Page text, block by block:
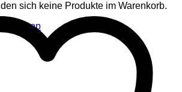
sich keine Produkte im Warenkorb.
Shop